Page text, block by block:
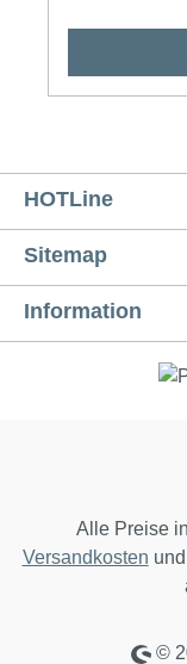
einer Stilwelt
HOTLine
Sitemap
Information
Alle Preise
Versandkosten
©